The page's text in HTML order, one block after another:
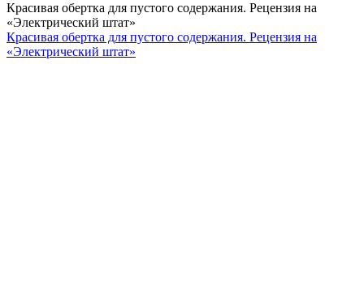
Красивая обертка для пустого содержания. Рецензия на
«Электрический штат»
Красивая обертка для пустого содержания. Рецензия на
«Электрический штат»